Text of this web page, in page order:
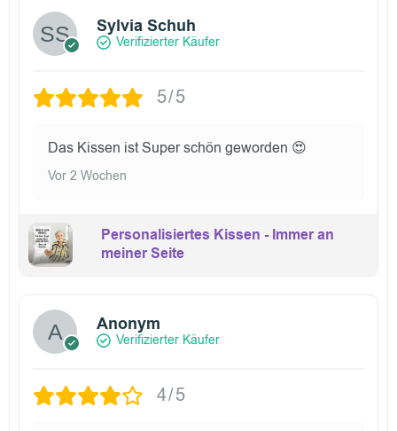
Sylvia Schuh
Verifizierter Käufer
5/5
Das Kissen ist Super schön geworden 😍
Vor 2 Wochen
Personalisiertes Kissen - Immer an
meiner Seite
Anonym
Verifizierter Käufer
4/5